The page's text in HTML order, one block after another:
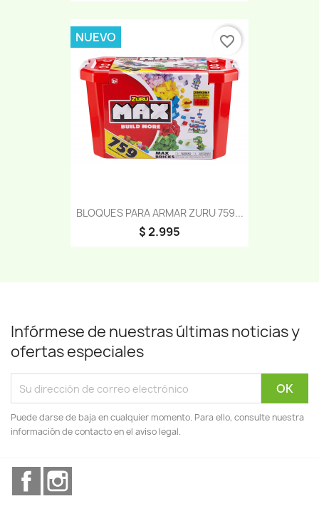
BLOQUES PARA ARMAR ZURU 759...
$ 2.995
NUEVO favorite_border
Infórmese de nuestras últimas noticias y
ofertas especiales
Puede darse de baja en cualquier momento. Para ello, consulte nuestra
información de contacto en el aviso legal.
Facebook